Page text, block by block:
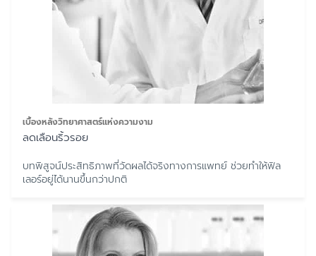
เบื้องหลังวิทยาศาสตร์แห่งความงาม
ลดเลือนริ้วรอย
บทพิสูจน์ประสิทธิภาพที่วัดผลได้จริงทางการแพทย์ ช่วยทำให้ฟิล
เลอร์อยู่ได้นานขึ้นกว่าปกติ